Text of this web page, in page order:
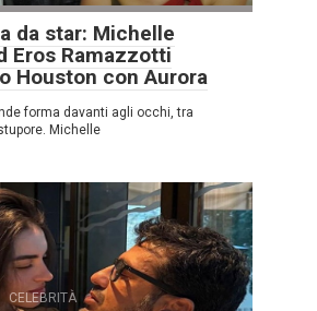
da star: Michelle
Eros Ramazzotti
Houston con Aurora
forma davanti agli occhi, tra
Michelle
CELEBRITÀ